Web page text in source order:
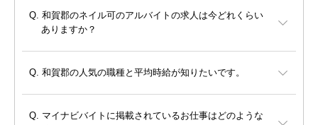
和賀郡のネイル可のアルバイトの求人は今どれくらい
ありますか？
和賀郡の人気の職種と平均時給が知りたいです。
マイナビバイトに掲載されているお仕事はどのような